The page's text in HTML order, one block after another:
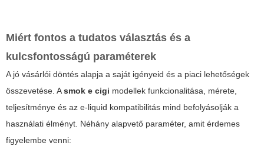
Miért fontos a tudatos választás és a
kulcsfontosságú paraméterek
A jó vásárlói döntés alapja a saját igényeid és a piaci lehetőségek
összevetése. Asmok e cigi modellek funkcionalitása, mérete,
teljesítménye és az e-liquid kompatibilitás mind befolyásolják a
használati élményt. Néhány alapvető paraméter, amit érdemes
figyelembe venni: